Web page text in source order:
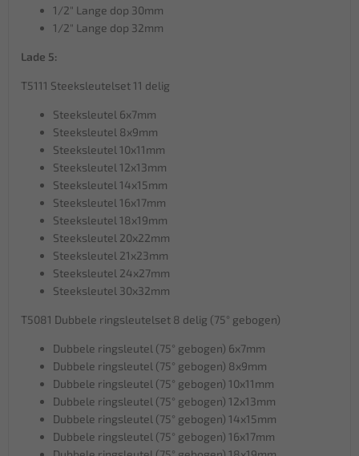
1/2" Lange dop 30mm
1/2" Lange dop 32mm
Lade 5:
T5111 Steeksleutelset 11 delig
Steeksleutel 6x7mm
Steeksleutel 8x9mm
Steeksleutel 10x11mm
Steeksleutel 12x13mm
Steeksleutel 14x15mm
Steeksleutel 16x17mm
Steeksleutel 18x19mm
Steeksleutel 20x22mm
Steeksleutel 21x23mm
Steeksleutel 24x27mm
Steeksleutel 30x32mm
T5081 Dubbele ringsleutelset 8 delig (75° gebogen)
Dubbele ringsleutel (75° gebogen) 6x7mm
Dubbele ringsleutel (75° gebogen) 8x9mm
Dubbele ringsleutel (75° gebogen) 10x11mm
Dubbele ringsleutel (75° gebogen) 12x13mm
Dubbele ringsleutel (75° gebogen) 14x15mm
Dubbele ringsleutel (75° gebogen) 16x17mm